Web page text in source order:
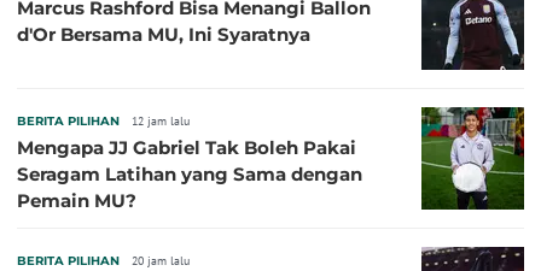
Marcus Rashford Bisa Menangi Ballon
d'Or Bersama MU, Ini Syaratnya
BERITA PILIHAN 12 jam lalu
Mengapa JJ Gabriel Tak Boleh Pakai
Seragam Latihan yang Sama dengan
Pemain MU?
BERITA PILIHAN 20 jam lalu